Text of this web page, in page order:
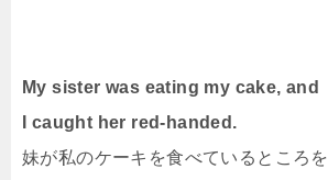
My sister was eating my cake, and
I caught her red-handed.
妹が私のケーキを食べているところを